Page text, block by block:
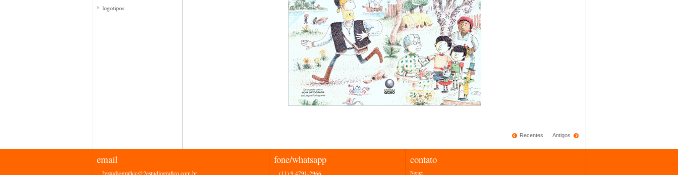
logotipos
Recentes Antigos
email
2estudiografico@2estudiografico.com.br
fone/whatsapp
(11) 9 4791-2966
contato
Nome: